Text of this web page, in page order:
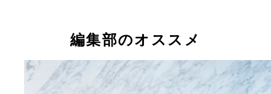
編集部のオススメ